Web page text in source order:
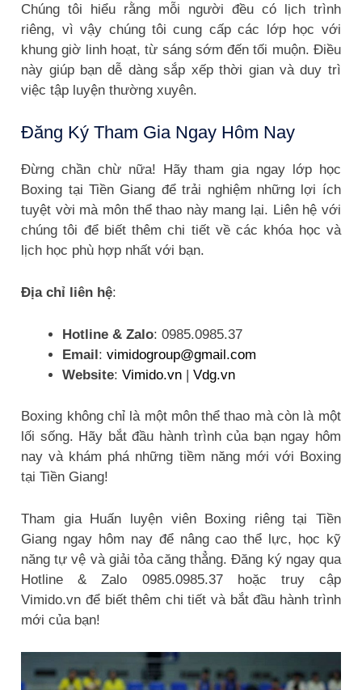
Chúng tôi hiểu rằng mỗi người đều có lịch trình
riêng, vì vậy chúng tôi cung cấp các lớp học với
khung giờ linh hoạt, từ sáng sớm đến tối muộn. Điều
này giúp bạn dễ dàng sắp xếp thời gian và duy trì
việc tập luyện thường xuyên.
Đăng Ký Tham Gia Ngay Hôm Nay
Đừng chần chừ nữa! Hãy tham gia ngay lớp học
Boxing tại Tiền Giang để trải nghiệm những lợi ích
tuyệt vời mà môn thể thao này mang lại. Liên hệ với
chúng tôi để biết thêm chi tiết về các khóa học và
lịch học phù hợp nhất với bạn.
Địa chỉ liên hệ:
Hotline & Zalo: 0985.0985.37
Email :vimidogroup@gmail.com
Website:Vimido.vn |Vdg.vn
Boxing không chỉ là một môn thể thao mà còn là một
lối sống. Hãy bắt đầu hành trình của bạn ngay hôm
nay và khám phá những tiềm năng mới với Boxing
tại Tiền Giang!
Tham gia Huấn luyện viên Boxing riêng tại Tiền
Giang ngay hôm nay để nâng cao thể lực, học kỹ
năng tự vệ và giải tỏa căng thẳng. Đăng ký ngay qua
Hotline & Zalo 0985.0985.37 hoặc truy cập
Vimido.vn để biết thêm chi tiết và bắt đầu hành trình
mới của bạn!